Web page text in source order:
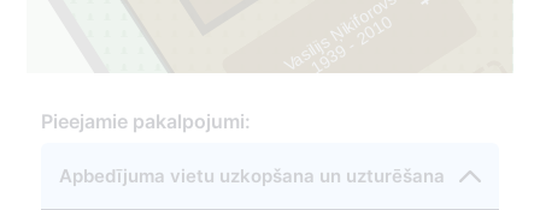
Vasilijs Ņikiforovs
1
9
3
9
-
2
0
1
0
Pieejamie pakalpojumi:
Apbedījuma vietu uzkopšana un uzturēšana